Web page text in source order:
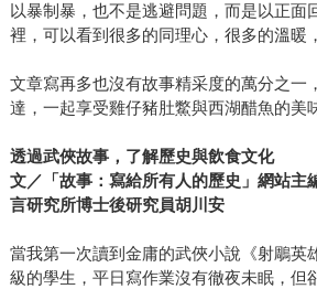
以暴制暴，也不是逃避問題，而是以正面
裡，可以看到很多的同理心，很多的溫暖
文章寫再多也沒有故事精采度的萬分之一
達，一起享受雞仔豬肚鱉與西湖醋魚的美
透過武俠故事，了解歷史與飲食文化
文／「故事：寫給所有人的歷史」網站主
言研究所博士後研究員胡川安
當我第一次讀到金庸的武俠小說《射鵰英
級的學生，平日寫作業沒有徹夜未眠，但